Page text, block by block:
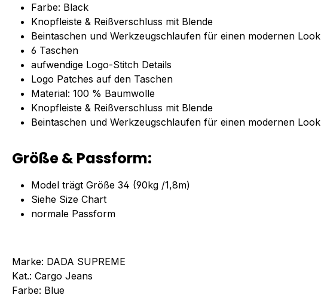
Farbe: Black
Knopfleiste & Reißverschluss mit Blende
Beintaschen und Werkzeugschlaufen für einen modernen Look
6 Taschen
aufwendige Logo-Stitch Details
Logo Patches auf den Taschen
Material: 100 % Baumwolle
Knopfleiste & Reißverschluss mit Blende
Beintaschen und Werkzeugschlaufen für einen modernen Look
Größe & Passform:
Model trägt Größe 34 (90kg /1,8m)
Siehe Size Chart
normale Passform
Marke: DADA SUPREME
Kat.: Cargo Jeans
Farbe: Blue